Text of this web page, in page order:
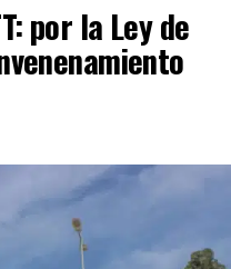
por la Ley de